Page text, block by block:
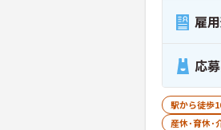
雇
応
駅から徒歩
産休･育休･